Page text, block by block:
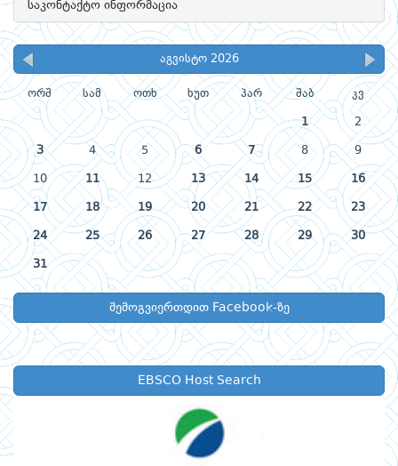
საკონტაქტო ინფორმაცია
აგვისტო 2026
ორშ სამ ოთხ ხუთ პარ შაბ კვ
1 2
3 4 5 6 7 8 9
10 11 12 13 14 15 16
17 18 19 20 21 22 23
24 25 26 27 28 29 30
31
შემოგვიერთდით Facebook-ზე
EBSCO Host Search